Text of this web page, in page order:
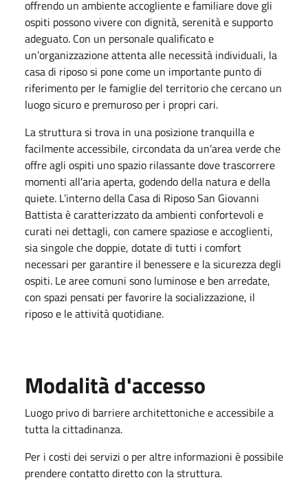
offrendo un ambiente accogliente e familiare dove gli
ospiti possono vivere con dignità, serenità e supporto
adeguato. Con un personale qualificato e
un’organizzazione attenta alle necessità individuali, la
casa di riposo si pone come un importante punto di
riferimento per le famiglie del territorio che cercano un
luogo sicuro e premuroso per i propri cari.
La struttura si trova in una posizione tranquilla e
facilmente accessibile, circondata da un’area verde che
offre agli ospiti uno spazio rilassante dove trascorrere
momenti all'aria aperta, godendo della natura e della
quiete. L’interno della Casa di Riposo San Giovanni
Battista è caratterizzato da ambienti confortevoli e
curati nei dettagli, con camere spaziose e accoglienti,
sia singole che doppie, dotate di tutti i comfort
necessari per garantire il benessere e la sicurezza degli
ospiti. Le aree comuni sono luminose e ben arredate,
con spazi pensati per favorire la socializzazione, il
riposo e le attività quotidiane.
Modalità d'accesso
Luogo privo di barriere architettoniche e accessibile a
tutta la cittadinanza.
Per i costi dei servizi o per altre informazioni è possibile
prendere contatto diretto con la struttura.